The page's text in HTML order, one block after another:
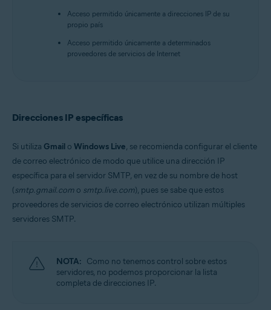
Acceso permitido únicamente a direcciones IP de su
propio país
Acceso permitido únicamente a determinados
proveedores de servicios de Internet
Direcciones IP específicas
Si utiliza Gmail o Windows Live, se recomienda configurar el cliente
de correo electrónico de modo que utilice una dirección IP
específica para el servidor SMTP, en vez de su nombre de host
(smtp.gmail.com o smtp.live.com), pues se sabe que estos
proveedores de servicios de correo electrónico utilizan múltiples
servidores SMTP.
NOTA: Como no tenemos control sobre estos
servidores, no podemos proporcionar la lista
completa de direcciones IP.